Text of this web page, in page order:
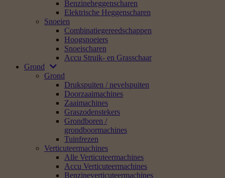
Benzineheggenscharen
Elektrische Heggenscharen
Snoeien
Combinatiegereedschappen
Hoogsnoeiers
Snoeischaren
Accu Struik- en Grasschaar
Grond
Grond
Drukspuiten / nevelspuiten
Doorzaaimachines
Zaaimachines
Graszodenstekers
Grondboren /
grondboormachines
Tuinfrezen
Verticuteermachines
Alle Verticuteermachines
Accu Verticuteermachines
Benzineverticuteermachines